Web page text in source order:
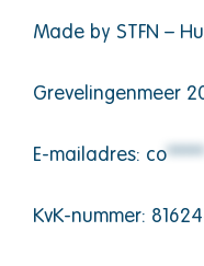
Made by STFN –
Grevelingenmeer
E-mailadres: co*****
KvK-nummer: